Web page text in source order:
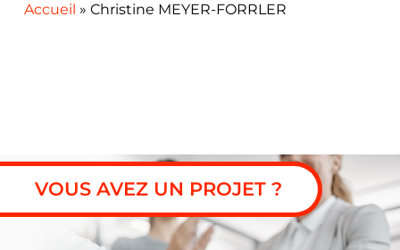
Accueil » Christine MEYER-FORRLER
VOUS AVEZ UN PROJET ?